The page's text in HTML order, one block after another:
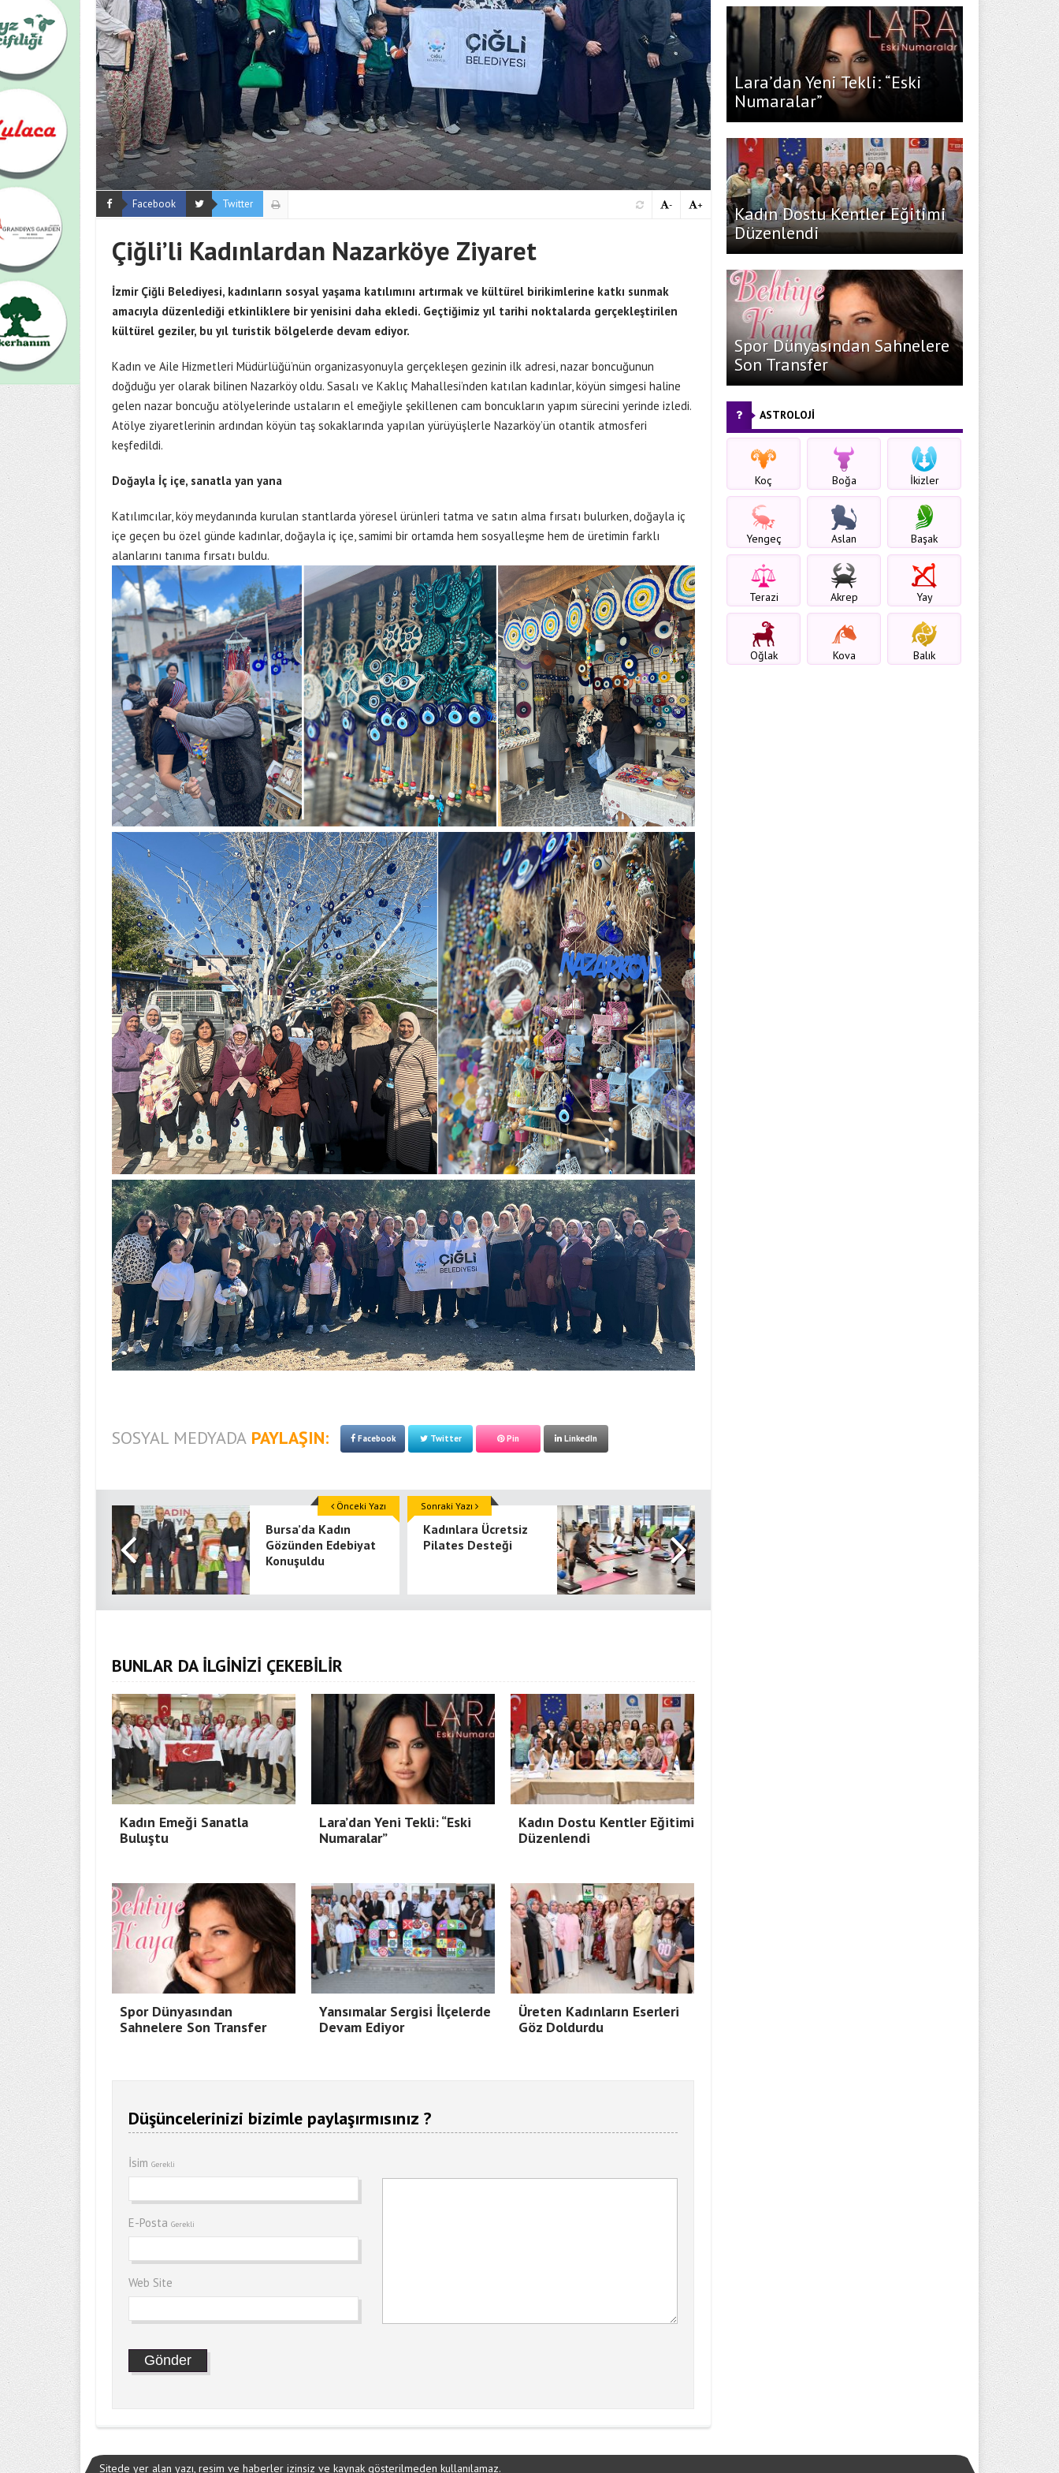
Facebook Twitter +
-
Çiğli’li Kadınlardan Nazarköye Ziyaret
İzmir Çiğli Belediyesi, kadınların sosyal yaşama katılımını artırmak ve kültürel birikimlerine katkı sunmak
amacıyla düzenlediği etkinliklere bir yenisini daha ekledi. Geçtiğimiz yıl tarihi noktalarda gerçekleştirilen
kültürel geziler, bu yıl turistik bölgelerde devam ediyor.
Kadın ve Aile Hizmetleri Müdürlüğü’nün organizasyonuyla gerçekleşen gezinin ilk adresi, nazar boncuğunun
doğduğu yer olarak bilinen Nazarköy oldu. Sasalı ve Kaklıç Mahallesi’nden katılan kadınlar, köyün simgesi haline
gelen nazar boncuğu atölyelerinde ustaların el emeğiyle şekillenen cam boncukların yapım sürecini yerinde izledi.
Atölye ziyaretlerinin ardından köyün taş sokaklarında yapılan yürüyüşlerle Nazarköy’ün otantik atmosferi
keşfedildi.
Doğayla İç içe, sanatla yan yana
Katılımcılar, köy meydanında kurulan stantlarda yöresel ürünleri tatma ve satın alma fırsatı bulurken, doğayla iç
içe geçen bu özel günde kadınlar, doğayla iç içe, samimi bir ortamda hem sosyalleşme hem de üretimin farklı
alanlarını tanıma fırsatı buldu.
SOSYAL MEDYADA PAYLAŞIN: Facebook Twitter Pin LinkedIn
Bursa’da Kadın
Gözünden Edebiyat
Konuşuldu
Önceki Yazı
Kadınlara Ücretsiz
Pilates Desteği
Sonraki Yazı
BUNLAR DA İLGİNİZİ ÇEKEBİLİR
Kadın Emeği Sanatla
Buluştu
Lara’dan Yeni Tekli: “Eski
Numaralar”
Kadın Dostu Kentler Eğitimi
Düzenlendi
Spor Dünyasından
Sahnelere Son Transfer
Yansımalar Sergisi İlçelerde
Devam Ediyor
Üreten Kadınların Eserleri
Göz Doldurdu
Düşüncelerinizi bizimle paylaşırmısınız ?
İsim Gerekli
E-Posta Gerekli
Web Site
Lara’dan Yeni Tekli: “Eski
Numaralar”
Kadın Dostu Kentler Eğitimi
Düzenlendi
Spor Dünyasından Sahnelere
Son Transfer
ASTROLOJİ
Koç Boğa İkizler
Yengeç Aslan Başak
Terazi Akrep Yay
Oğlak Kova Balık
Sitede yer alan yazı, resim ve haberler izinsiz ve kaynak gösterilmeden kullanılamaz.